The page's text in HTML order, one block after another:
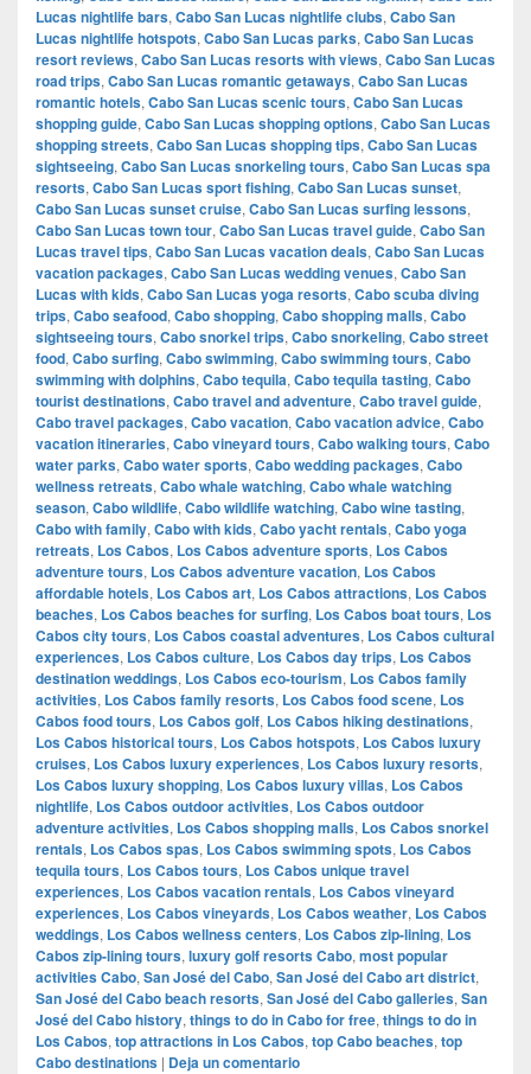
Lucas nightlife bars, Cabo San Lucas nightlife clubs, Cabo San
Lucas nightlife hotspots, Cabo San Lucas parks, Cabo San Lucas
resort reviews, Cabo San Lucas resorts with views, Cabo San Lucas
road trips, Cabo San Lucas romantic getaways, Cabo San Lucas
romantic hotels, Cabo San Lucas scenic tours, Cabo San Lucas
shopping guide, Cabo San Lucas shopping options, Cabo San Lucas
shopping streets, Cabo San Lucas shopping tips, Cabo San Lucas
sightseeing, Cabo San Lucas snorkeling tours, Cabo San Lucas spa
resorts, Cabo San Lucas sport fishing, Cabo San Lucas sunset,
Cabo San Lucas sunset cruise, Cabo San Lucas surfing lessons,
Cabo San Lucas town tour, Cabo San Lucas travel guide, Cabo San
Lucas travel tips, Cabo San Lucas vacation deals, Cabo San Lucas
vacation packages, Cabo San Lucas wedding venues, Cabo San
Lucas with kids, Cabo San Lucas yoga resorts, Cabo scuba diving
trips, Cabo seafood, Cabo shopping, Cabo shopping malls, Cabo
sightseeing tours, Cabo snorkel trips, Cabo snorkeling, Cabo street
food, Cabo surfing, Cabo swimming, Cabo swimming tours, Cabo
swimming with dolphins, Cabo tequila, Cabo tequila tasting, Cabo
tourist destinations, Cabo travel and adventure, Cabo travel guide,
Cabo travel packages, Cabo vacation, Cabo vacation advice, Cabo
vacation itineraries, Cabo vineyard tours, Cabo walking tours, Cabo
water parks, Cabo water sports, Cabo wedding packages, Cabo
wellness retreats, Cabo whale watching, Cabo whale watching
season, Cabo wildlife, Cabo wildlife watching, Cabo wine tasting,
Cabo with family, Cabo with kids, Cabo yacht rentals, Cabo yoga
retreats, Los Cabos, Los Cabos adventure sports, Los Cabos
adventure tours, Los Cabos adventure vacation, Los Cabos
affordable hotels, Los Cabos art, Los Cabos attractions, Los Cabos
beaches, Los Cabos beaches for surfing, Los Cabos boat tours, Los
Cabos city tours, Los Cabos coastal adventures, Los Cabos cultural
experiences, Los Cabos culture, Los Cabos day trips, Los Cabos
destination weddings, Los Cabos eco-tourism, Los Cabos family
activities, Los Cabos family resorts, Los Cabos food scene, Los
Cabos food tours, Los Cabos golf, Los Cabos hiking destinations,
Los Cabos historical tours, Los Cabos hotspots, Los Cabos luxury
cruises, Los Cabos luxury experiences, Los Cabos luxury resorts,
Los Cabos luxury shopping, Los Cabos luxury villas, Los Cabos
nightlife, Los Cabos outdoor activities, Los Cabos outdoor
adventure activities, Los Cabos shopping malls, Los Cabos snorkel
rentals, Los Cabos spas, Los Cabos swimming spots, Los Cabos
tequila tours, Los Cabos tours, Los Cabos unique travel
experiences, Los Cabos vacation rentals, Los Cabos vineyard
experiences, Los Cabos vineyards, Los Cabos weather, Los Cabos
weddings, Los Cabos wellness centers, Los Cabos zip-lining, Los
Cabos zip-lining tours, luxury golf resorts Cabo, most popular
activities Cabo, San José del Cabo, San José del Cabo art district,
San José del Cabo beach resorts, San José del Cabo galleries, San
José del Cabo history, things to do in Cabo for free, things to do in
Los Cabos, top attractions in Los Cabos, top Cabo beaches, top
Cabo destinations | Deja un comentario